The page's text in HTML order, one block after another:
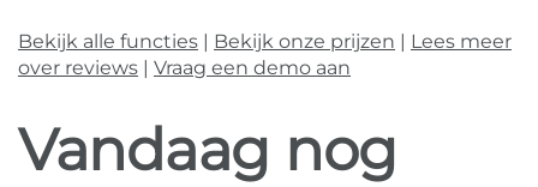
Bekijk alle functies Bekijk onze prijzen
Lees meer
over reviews
Vraag een demo aan
Vandaag nog